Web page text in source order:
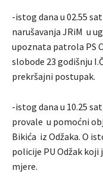
-istog dana u 02.55
narušavanja JRiM u
upoznata patrola PS
slobode 23 godišnju
prekršajni postupak.
-istog dana u 10.25
provale u pomoćni
Bikića iz Odžaka. O
policije PU Odžak
mjere.